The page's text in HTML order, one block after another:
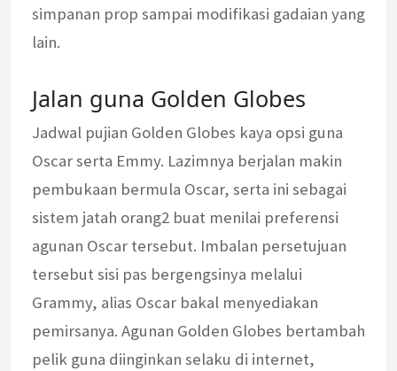
simpanan prop sampai modifikasi gadaian yang
lain.
Jalan guna Golden Globes
Jadwal pujian Golden Globes kaya opsi guna
Oscar serta Emmy. Lazimnya berjalan makin
pembukaan bermula Oscar, serta ini sebagai
sistem jatah orang2 buat menilai preferensi
agunan Oscar tersebut. Imbalan persetujuan
tersebut sisi pas bergengsinya melalui
Grammy, alias Oscar bakal menyediakan
pemirsanya. Agunan Golden Globes bertambah
pelik guna diinginkan selaku di internet,